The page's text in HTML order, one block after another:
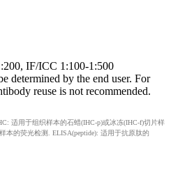
IF/ICC 1:100-1:500
determined by the end user. For
reuse is not recommended.
适用于组织样本的石蜡(IHC-p)或冰冻(IHC-f)切片样
的荧光检测. ELISA(peptide): 适用于抗原肽的